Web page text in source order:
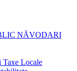
NĂVODARI
Taxe Locale